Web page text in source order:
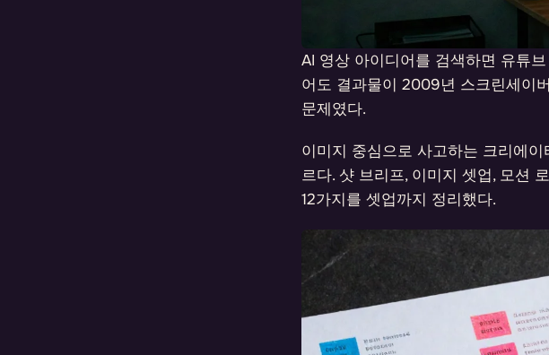
AI 영상 아이디어를 검색하면 유튜
어도 결과물이 2009년 스크린세이
문제였다.
이미지 중심으로 사고하는 크리에
르다. 샷 브리프, 이미지 셋업, 모션
12가지를 셋업까지 정리했다.